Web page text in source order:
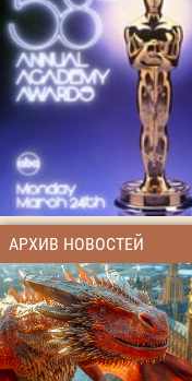
АРХИВ НОВОСТЕЙ